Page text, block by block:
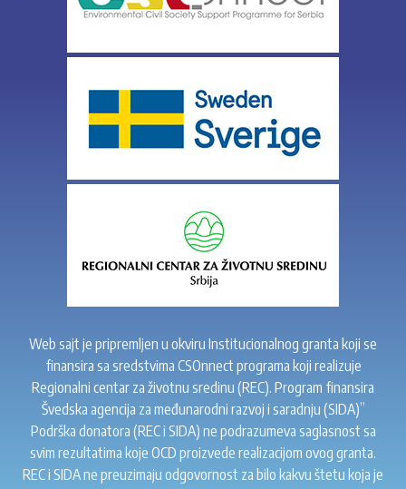
Web sajt je pripremljen u okviru Institucionalnog granta koji se
finansira sa sredstvima CSOnnect programa koji realizuje
Regionalni centar za životnu sredinu (REC). Program finansira
Švedska agencija za međunarodni razvoj i saradnju (SIDA)”
Podrška donatora (REC i SIDA) ne podrazumeva saglasnost sa
svim rezultatima koje OCD proizvede realizacijom ovog granta.
REC i SIDA ne preuzimaju odgovornost za bilo kakvu štetu koja je